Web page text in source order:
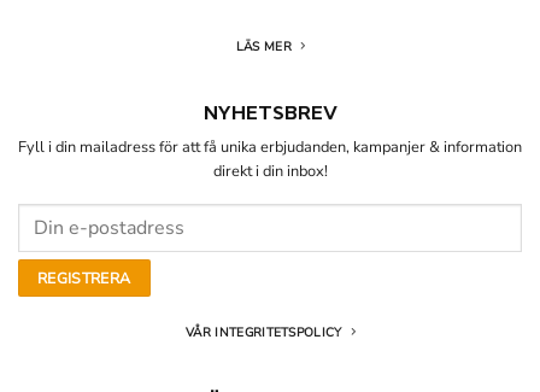
LÄS MER
NYHETSBREV
Fyll i din mailadress för att få unika erbjudanden, kampanjer & information
direkt i din inbox!
VÅR INTEGRITETSPOLICY